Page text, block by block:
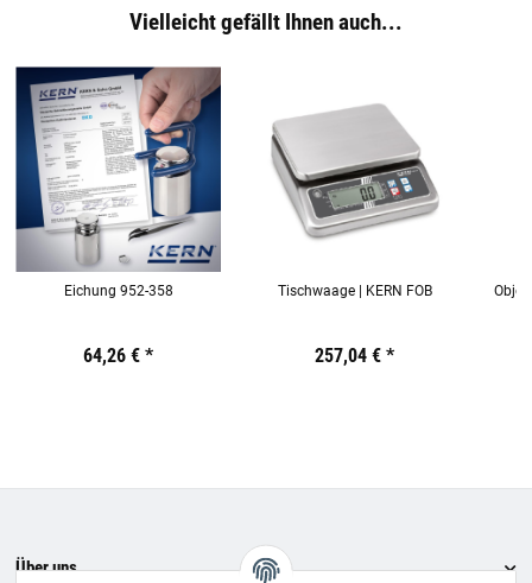
Vielleicht gefällt Ihnen auch...
Eichung 952-358
19,44 € inkl. 19% USt.
64,26 € *
Tischwaage | KERN FOB
19,44 €inkl. 19% USt.
257,04 € *
Über uns